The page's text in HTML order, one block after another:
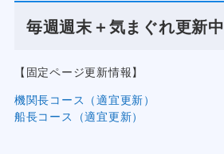
毎週週末＋気まぐれ更新中
【固定ページ更新情報】
機関長コース（適宜更新）
船長コース（適宜更新）